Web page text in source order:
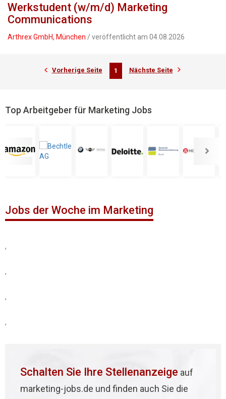
Werkstudent (w/m/d) Marketing
Communications
Arthrex GmbH, München / veröffentlicht am 04.08.2026
Vorherige Seite 1 Nächste Seite
Top Arbeitgeber für Marketing Jobs
Jobs der Woche im Marketing
,
,
,
,
Schalten Sie Ihre Stellenanzeige auf
marketing-jobs.de und finden auch Sie die